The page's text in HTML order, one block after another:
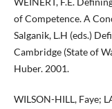
of Competence. A
Salganik, L.H (eds.)
Cambridge (State of
Huber. 2001.
WILSON-HILL, Faye;